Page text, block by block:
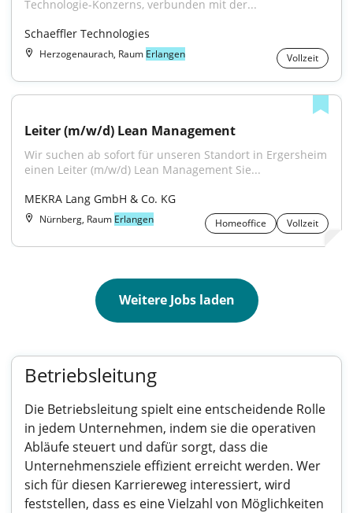
Technologie-Konzerns, verbunden mit der...
Schaeffler Technologies
Herzogenaurach, Raum Erlangen Vollzeit
Leiter (m/w/d) Lean Management
Wir suchen ab sofort für unseren Standort in Ergersheim
einen Leiter (m/w/d) Lean Management Sie...
MEKRA Lang GmbH & Co. KG
Nürnberg, Raum Erlangen Homeoffice Vollzeit
Weitere Jobs laden
Betriebsleitung
Die Betriebsleitung spielt eine entscheidende Rolle
in jedem Unternehmen, indem sie die operativen
Abläufe steuert und dafür sorgt, dass die
Unternehmensziele effizient erreicht werden. Wer
sich für diesen Karriereweg interessiert, wird
feststellen, dass es eine Vielzahl von Möglichkeiten